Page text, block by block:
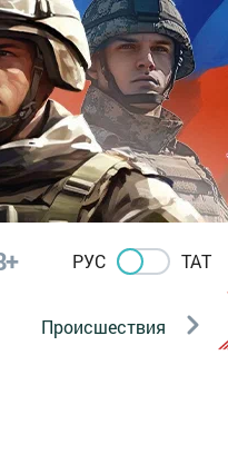
РУС ТАТ
Происшествия